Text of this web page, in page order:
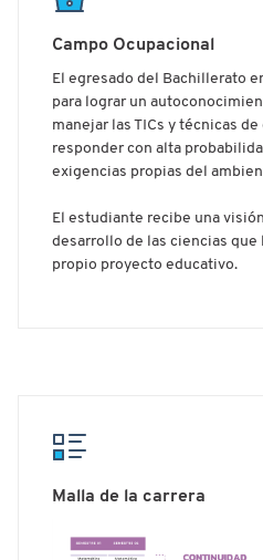
Campo Ocupacional
El egresado del Bachillerato
para lograr un
manejar las TICs y técnicas
responder con alta
exigencias propias del
El estudiante recibe una
desarrollo de las ciencias
propio proyecto educativo.
Malla de la carrera